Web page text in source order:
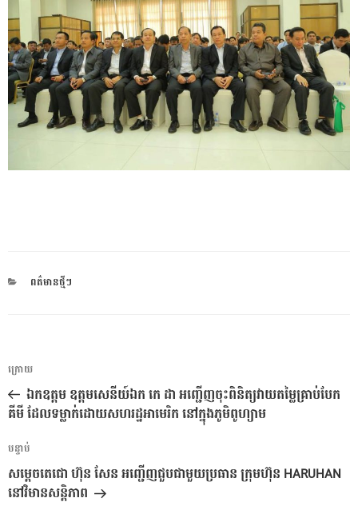
CATEGORIES
ពត៌មានថ្មីៗ
ការ​
នាំទិស​
ប្រកាស
អត្ថបទ
មុន
ក្រោយ
ឯកឧត្តម ឧត្តមសេនីយ៍ឯក កេ ដា អញ្ជើញចុះពិនិត្យវាយតម្លៃគ្រាប់បែក
គីមី ដែលទម្លាក់ដោយសហរដ្ឋអាមេរិក នៅក្នុងភូមិពូហ្យាម
អត្ថបទ
បន្ទាប់
បន្ទាប់
សម្តេចតេជោ ហ៊ុន សែន អញ្ជើញជួបជាមួយប្រធាន ក្រុមហ៊ុន HARUHAN
នៅវិមានសន្តិភាព